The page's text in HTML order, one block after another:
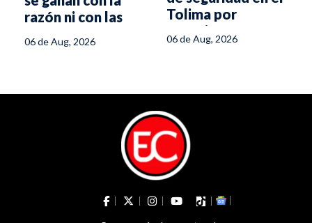
razón ni con las
estratega de De la
06 de Aug, 2026
Tolima por
posesión
presidencial
06 de Aug, 2026